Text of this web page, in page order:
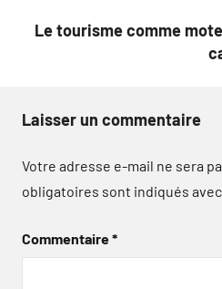
Le tourisme comme
Laisser un commentaire
Votre adresse e-mail ne sera
obligatoires sont indiqués avec
Commentaire*